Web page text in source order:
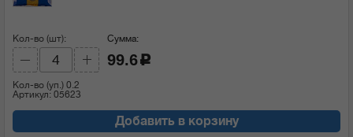
Кол-во (шт):
Кол-во (уп.) 0.2
Артикул: 05623
Сумма:
99.6 c
Добавить в корзину